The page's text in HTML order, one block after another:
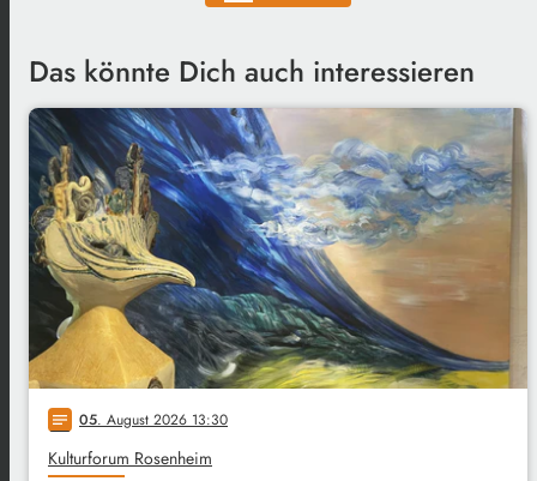
Das könnte Dich auch interessieren
notes 05. August 2026 13:30
Kulturforum Rosenheim